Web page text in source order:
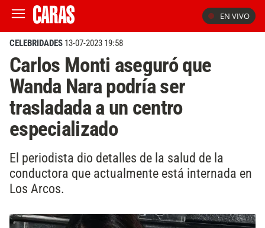
EN VIVO
CELEBRIDADES 13-07-2023 19:58
Carlos Monti aseguró que
Wanda Nara podría ser
trasladada a un centro
especializado
El periodista dio detalles de la salud de la
conductora que actualmente está internada en
Los Arcos.